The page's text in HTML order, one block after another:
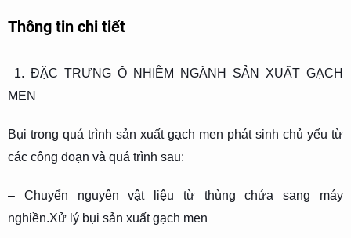
Thông tin chi tiết
1. ĐẶC TRƯNG Ô NHIỄM NGÀNH SẢN XUẤT GẠCH
MEN
Bụi trong quá trình sản xuất gạch men phát sinh chủ yếu từ
các công đoạn và quá trình sau:
– Chuyển nguyên vật liệu từ thùng chứa sang máy
nghiền.Xử lý bụi sản xuất gạch men